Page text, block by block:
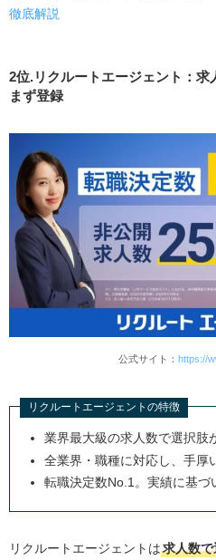
徹底解説
2位.リクルートエージェント：求
まず登録
公式サイト： https://
リクルートエージェントの特徴
業界最大級の求人数で選択肢
全業界・職種に対応し、手厚
転職決定数No.1。実績に基づ
リクルートエージェントは求人数